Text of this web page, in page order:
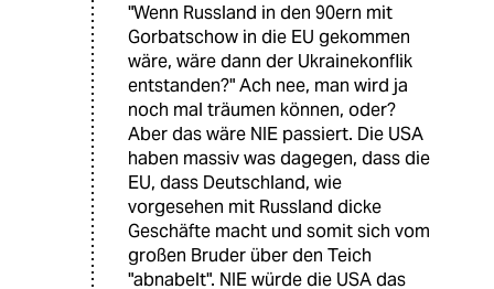
"Wenn Russland in den 90ern mit
Gorbatschow in die EU gekommen
wäre, wäre dann der Ukrainekonflik
entstanden?" Ach nee, man wird ja
noch mal träumen können, oder?
Aber das wäre NIE passiert. Die USA
haben massiv was dagegen, dass die
EU, dass Deutschland, wie
vorgesehen mit Russland dicke
Geschäfte macht und somit sich vom
großen Bruder über den Teich
"abnabelt". NIE würde die USA das